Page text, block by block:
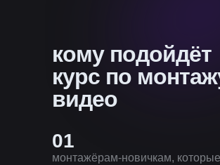
01
монтажёрам-новичкам,
кому подойдёт
курс по
видео